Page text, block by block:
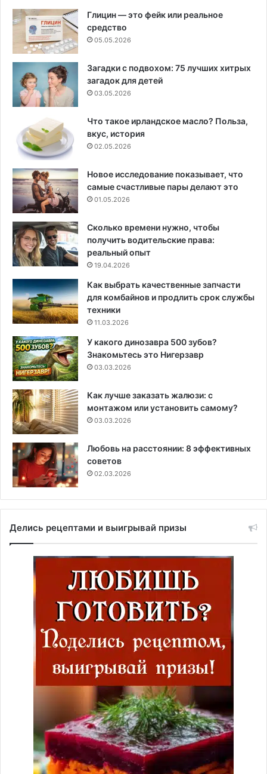
Глицин — это фейк или реальное
средство
05.05.2026
Загадки с подвохом: 75 лучших хитрых
загадок для детей
03.05.2026
Что такое ирландское масло? Польза,
вкус, история
02.05.2026
Новое исследование показывает, что
самые счастливые пары делают это
01.05.2026
Сколько времени нужно, чтобы
получить водительские права:
реальный опыт
19.04.2026
Как выбрать качественные запчасти
для комбайнов и продлить срок службы
техники
11.03.2026
У какого динозавра 500 зубов?
Знакомьтесь это Нигерзавр
03.03.2026
Как лучше заказать жалюзи: с
монтажом или установить самому?
03.03.2026
Любовь на расстоянии: 8 эффективных
советов
02.03.2026
Делись рецептами и выигрывай призы